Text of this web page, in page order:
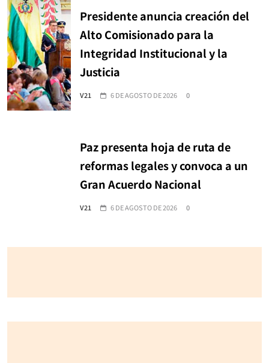
Presidente anuncia creación del
Alto Comisionado para la
Integridad Institucional y la
Justicia
V21 6 DE AGOSTO DE 2026 0
Paz presenta hoja de ruta de
reformas legales y convoca a un
Gran Acuerdo Nacional
V21 6 DE AGOSTO DE 2026 0